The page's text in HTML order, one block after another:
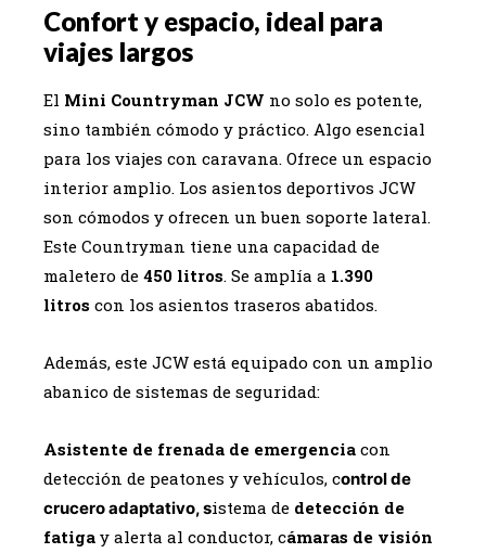
Confort y espacio, ideal para
viajes largos
El Mini Countryman JCW no solo es potente,
sino también cómodo y práctico. Algo esencial
para los viajes con caravana. Ofrece un espacio
interior amplio. Los asientos deportivos JCW
son cómodos y ofrecen un buen soporte lateral.
Este Countryman tiene una capacidad de
maletero de 450 litros. Se amplía a 1.390
litros con los asientos traseros abatidos.
Además, este JCW está equipado con un amplio
abanico de sistemas de seguridad:
Asistente de frenada de emergencia con
detección de peatones y vehículos, control de
crucero adaptativo, sistema de detección de
fatiga y alerta al conductor, cámaras de visión